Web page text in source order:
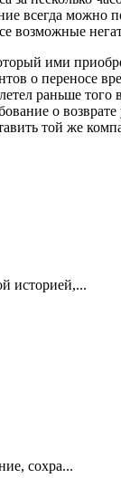
всегда можно
ими
о переносе
раньше того
о
той же
историей,...
сохра...